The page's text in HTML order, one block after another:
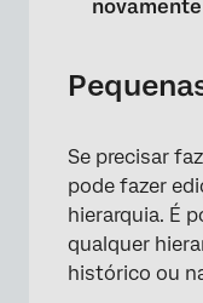
Se precisar
pode fazer
hierarquia. É
qualquer
histórico ou